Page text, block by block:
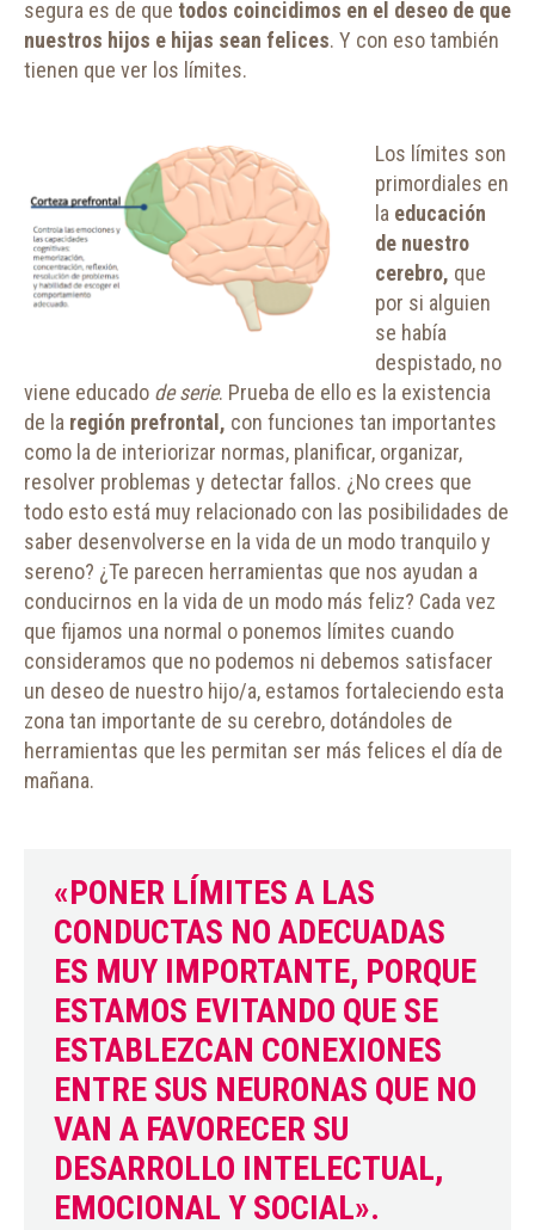
segura es de que todos coincidimos en el deseo de que
nuestros hijos e hijas sean felices. Y con eso también
tienen que ver los límites.
Los límites son
primordiales en
la educación
de nuestro
cerebro, que
por si alguien
se había
despistado, no
viene educado de serie. Prueba de ello es la existencia
de la región prefrontal, con funciones tan importantes
como la de interiorizar normas, planificar, organizar,
resolver problemas y detectar fallos. ¿No crees que
todo esto está muy relacionado con las posibilidades de
saber desenvolverse en la vida de un modo tranquilo y
sereno? ¿Te parecen herramientas que nos ayudan a
conducirnos en la vida de un modo más feliz? Cada vez
que fijamos una normal o ponemos límites cuando
consideramos que no podemos ni debemos satisfacer
un deseo de nuestro hijo/a, estamos fortaleciendo esta
zona tan importante de su cerebro, dotándoles de
herramientas que les permitan ser más felices el día de
mañana.
«PONER LÍMITES A LAS
CONDUCTAS NO ADECUADAS
ES MUY IMPORTANTE, PORQUE
ESTAMOS EVITANDO QUE SE
ESTABLEZCAN CONEXIONES
ENTRE SUS NEURONAS QUE NO
VAN A FAVORECER SU
DESARROLLO INTELECTUAL,
EMOCIONAL Y SOCIAL».